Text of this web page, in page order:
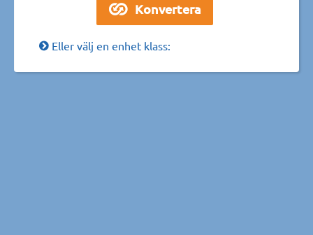
Eller välj en enhet klass: